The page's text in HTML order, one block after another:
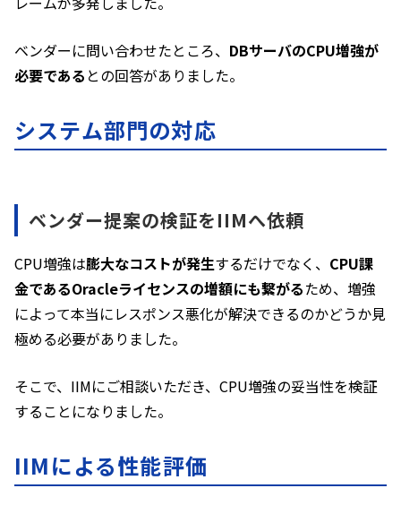
ベンダーに問い合わせたところ、 DBサーバのCPU増強が
必要である との回答がありました。
システム部門の対応
ベンダー提案の検証をIIMへ依頼
CPU増強は膨大なコストが発生するだけでなく、 CPU課
金であるOracleライセンスの増額にも繋がるため、増強
によって本当にレスポンス悪化が解決できるのかどうか見
極める必要がありました。
そこで、IIMにご相談いただき、CPU増強の妥当性を検証
することになりました。
IIMによる性能評価